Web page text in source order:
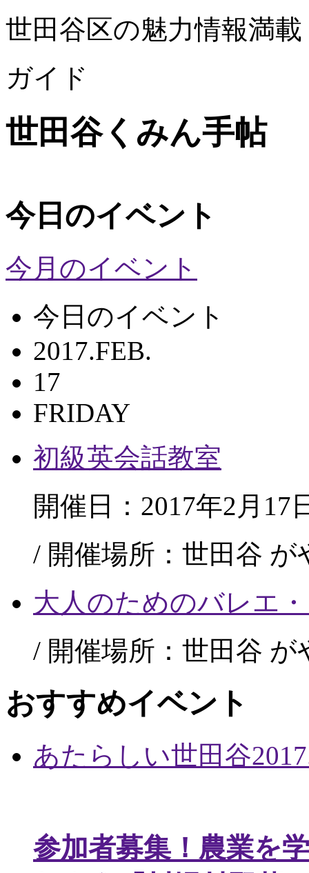
世田谷区の魅力情報満載
ガイド
世田谷くみん手帖
今日のイベント
今月のイベント
今日のイベント
2017.FEB.
17
FRIDAY
初級英会話教室
開催日：2017年2月17
/ 開催場所：世田谷
大人のためのバレエ
/ 開催場所：世田谷
おすすめイベント
あたらしい世田谷
参加者募集！農業を